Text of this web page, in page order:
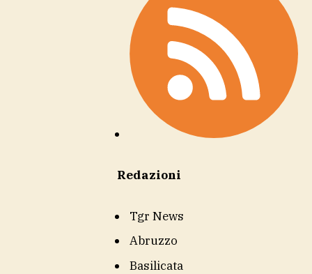
Redazioni
Tgr News
Abruzzo
Basilicata